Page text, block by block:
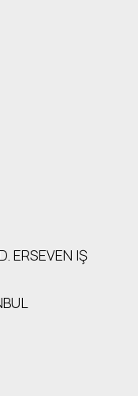
ERSEVEN IŞ